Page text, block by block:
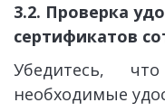
3.2. Проверка
сертификатов
Убедитесь,
необходимые